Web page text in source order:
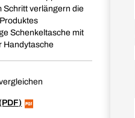
Schritt verlängern die
Schenkeltasche mit
Handytasche